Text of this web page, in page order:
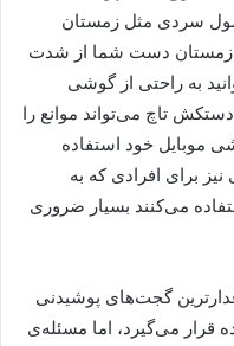
سردی مثل زمستان
زمستان دست شما از شدت
به راحتی از گوشی
تاچ می‌تواند موانع را
موبایل خود استفاده
نیز برای افرادی که به
می‌کنند بسیار ضروری
گجت‌های پوشیدنی
قرار می‌گیرد، اما مسئله‌ی